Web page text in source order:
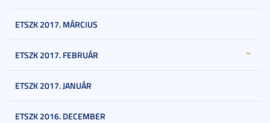
ETSZK 2017. MÁRCIUS
ETSZK 2017. FEBRUÁR
ETSZK 2017. JANUÁR
ETSZK 2016. DECEMBER